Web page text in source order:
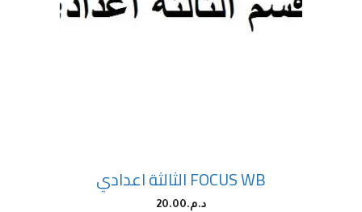
FOCUS WB الثالثة اعدادي
د.م.20.00